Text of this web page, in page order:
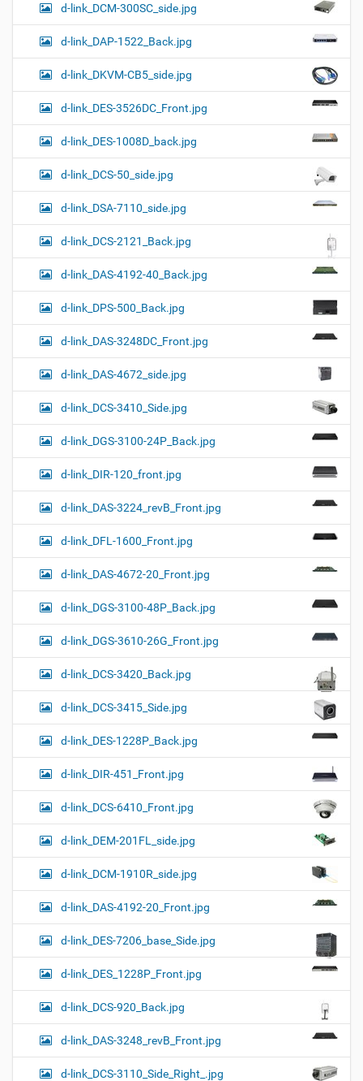
d-link_DCM-300SC_side.jpg
d-link_DAP-1522_Back.jpg
d-link_DKVM-CB5_side.jpg
d-link_DES-3526DC_Front.jpg
d-link_DES-1008D_back.jpg
d-link_DCS-50_side.jpg
d-link_DSA-7110_side.jpg
d-link_DCS-2121_Back.jpg
d-link_DAS-4192-40_Back.jpg
d-link_DPS-500_Back.jpg
d-link_DAS-3248DC_Front.jpg
d-link_DAS-4672_side.jpg
d-link_DCS-3410_Side.jpg
d-link_DGS-3100-24P_Back.jpg
d-link_DIR-120_front.jpg
d-link_DAS-3224_revB_Front.jpg
d-link_DFL-1600_Front.jpg
d-link_DAS-4672-20_Front.jpg
d-link_DGS-3100-48P_Back.jpg
d-link_DGS-3610-26G_Front.jpg
d-link_DCS-3420_Back.jpg
d-link_DCS-3415_Side.jpg
d-link_DES-1228P_Back.jpg
d-link_DIR-451_Front.jpg
d-link_DCS-6410_Front.jpg
d-link_DEM-201FL_side.jpg
d-link_DCM-1910R_side.jpg
d-link_DAS-4192-20_Front.jpg
d-link_DES-7206_base_Side.jpg
d-link_DES_1228P_Front.jpg
d-link_DCS-920_Back.jpg
d-link_DAS-3248_revB_Front.jpg
d-link_DCS-3110_Side_Right_.jpg